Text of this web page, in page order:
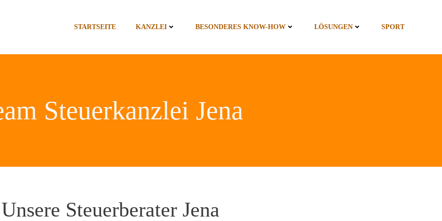
STARTSEITE KANZLEI BESONDERES KNOW-HOW LÖSUNGEN SPORT
Steuerkanzlei Jena
Unsere Steuerberater Jena